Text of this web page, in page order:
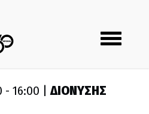
Toggle
navigation
- 16:00 |ΔΙΟΝΥΣΗΣ